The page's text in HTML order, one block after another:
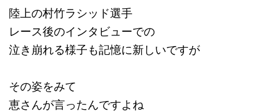
陸上の村竹ラシッド選手
レース後のインタビューでの
泣き崩れる様子も記憶に新しいですが
その姿をみて
恵さんが言ったんですよね